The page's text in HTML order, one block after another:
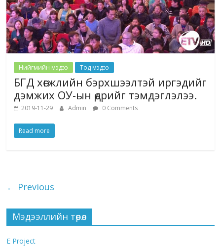
Нийгмийн мэдээ Тод мэдээ
БГД хөгжлийн бэрхшээлтэй иргэдийг
дэмжих ОУ-ын өдрийг тэмдэглэлээ.
2019-11-29 Admin 0 Comments
Read more
← Previous
Мэдээллийн төрөл
E Project